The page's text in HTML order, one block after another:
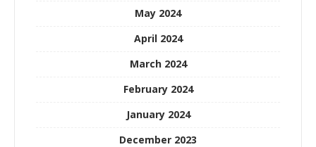
May 2024
April 2024
March 2024
February 2024
January 2024
December 2023